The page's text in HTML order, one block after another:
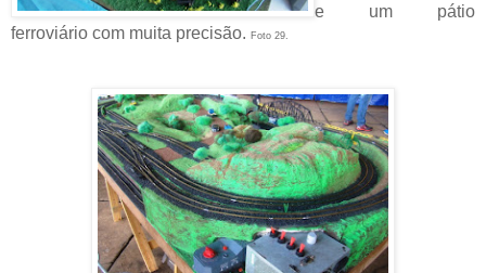
e um pátio
ferroviário com muita precisão. Foto 29.